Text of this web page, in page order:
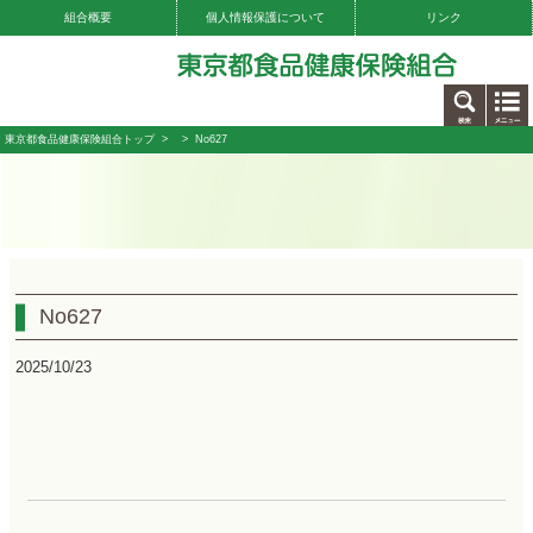
組合概要 個人情報保護について リンク
東京都食品健康保険組合トップ> > No627
No627
2025/10/23